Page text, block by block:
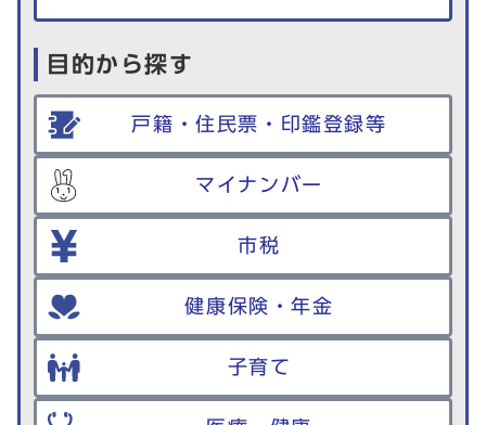
目的から探す
戸籍・住民票・印鑑登録等
マイナンバー
市税
健康保険・年金
子育て